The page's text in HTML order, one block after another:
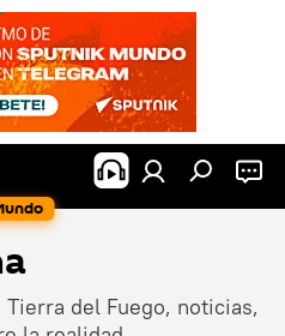
del Fuego, noticias,